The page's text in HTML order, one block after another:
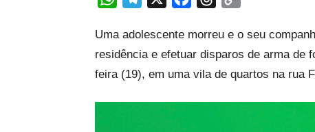
Uma adolescente morreu e o seu
residência e efetuar disparos de arma de
feira (19), em uma vila de quartos na rua